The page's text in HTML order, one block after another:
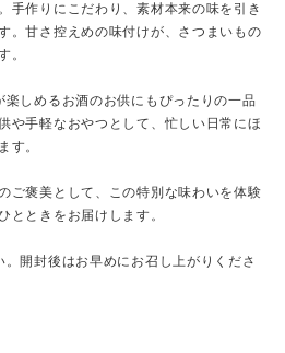
手作りにこだわり、素材本来の味を引き
。甘さ控えめの味付けが、さつまいもの
。
しめるお酒のお供にもぴったりの一品
や手軽なおやつとして、忙しい日常にほ
す。
ご褒美として、この特別な味わいを体験
とときをお届けします。
開封後はお早めにお召し上がりくださ